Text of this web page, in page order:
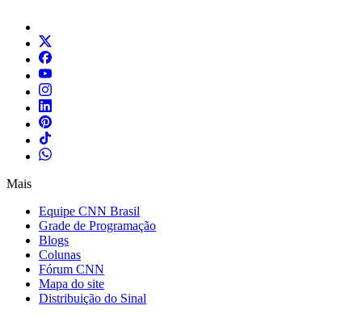
Mais
Equipe CNN Brasil
Grade de Programação
Blogs
Colunas
Fórum CNN
Mapa do site
Distribuição do Sinal